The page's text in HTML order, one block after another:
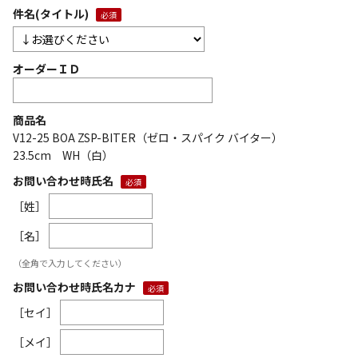
件名(タイトル)
オーダーＩＤ
商品名
V12-25 BOA ZSP-BITER（ゼロ・スパイク バイター）
23.5cm WH（白）
お問い合わせ時氏名
［姓］
［名］
（全角で入力してください）
お問い合わせ時氏名カナ
［セイ］
［メイ］